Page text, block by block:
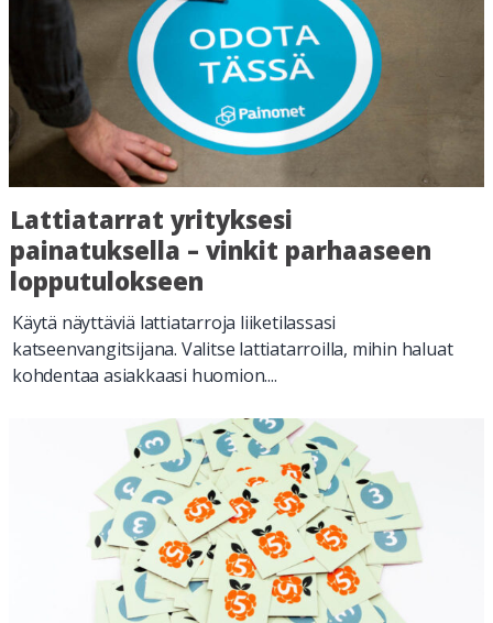
Lattiatarrat yrityksesi
painatuksella – vinkit parhaaseen
lopputulokseen
Käytä näyttäviä lattiatarroja liiketilassasi
katseenvangitsijana. Valitse lattiatarroilla, mihin haluat
kohdentaa asiakkaasi huomion....